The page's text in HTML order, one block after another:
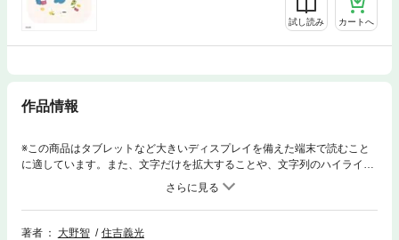
試し読み カートへ
作品情報
※この商品はタブレットなど大きいディスプレイを備えた端末で読むこと
に適しています。また、文字だけを拡大することや、文字列のハイライ
ト、検索、辞書の参照、引用などの機能が使用できません。がんに健康食
品は効くの?‐がん患者にとってアガリクスやプロポリスなどの健康食品は
非常に気になるもの。いわゆる民間療法を科学的に検証し、実践するのが
補完代替医療である。本書では、世界の研究機関の見解とわが国の特有性
著者 大野智
住吉義光